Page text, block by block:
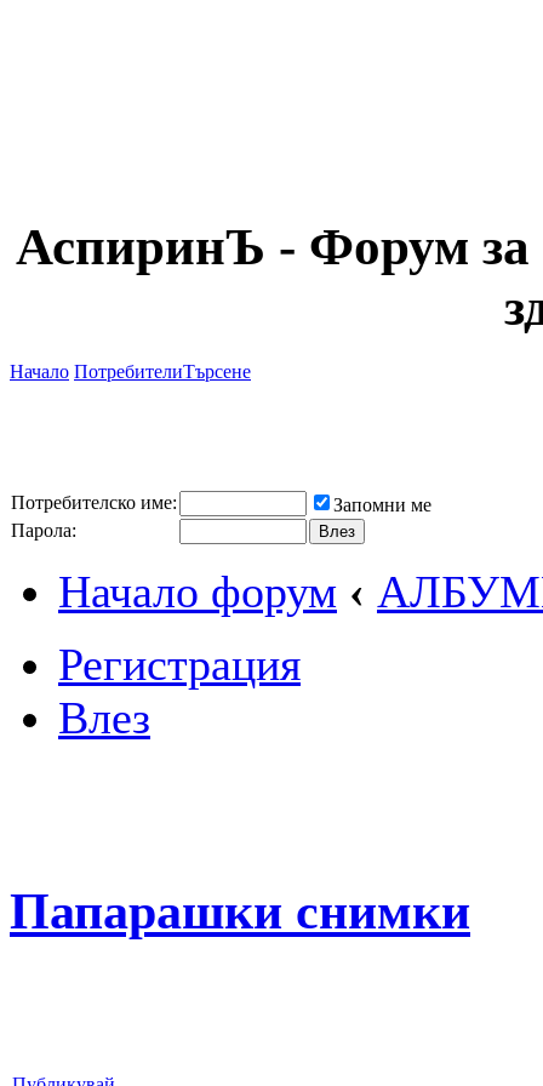
АспиринЪ - Форум за
Начало ПотребителиТърсене
Потребителско име:
Запомни ме
Парола:
Начало форум ‹
Регистрация
Влез
Папарашки снимки